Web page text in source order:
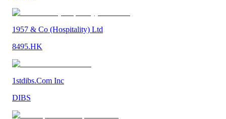
1957 & Co (Hospitality) Ltd
8495.HK
1stdibs.Com Inc
DIBS